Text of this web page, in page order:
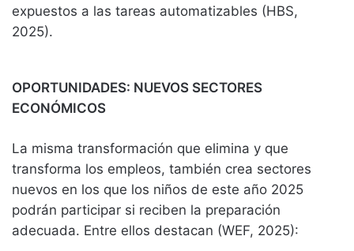
expuestos a las tareas automatizables (HBS,
2025).
OPORTUNIDADES: NUEVOS SECTORES
ECONÓMICOS
La misma transformación que elimina y que
transforma los empleos, también crea sectores
nuevos en los que los niños de este año 2025
podrán participar si reciben la preparación
adecuada. Entre ellos destacan (WEF, 2025):